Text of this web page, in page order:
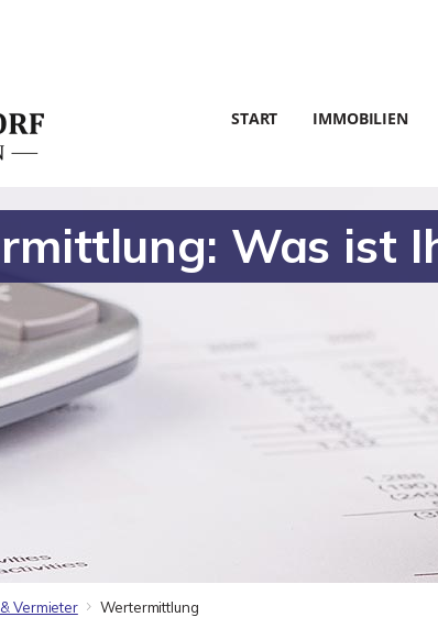
START IMMOBILIEN
Was ist
Vermieter Wertermittlung